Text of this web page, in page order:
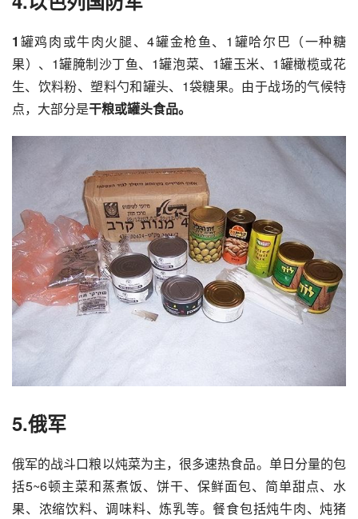
1 罐鸡肉或牛肉火腿、4罐金枪鱼、1罐哈尔巴（一种糖
果）、1罐腌制沙丁鱼、1罐泡菜、1罐玉米、1罐橄榄或花
生、饮料粉、塑料勺和罐头、1袋糖果。由于战场的气候特
点，大部分是干粮或罐头食品。
5.俄军
俄军的战斗口粮以炖菜为主，很多速热食品。单日分量的包
括5~6顿主菜和蒸煮饭、饼干、保鲜面包、简单甜点、水
果、浓缩饮料、调味料、炼乳等。餐食包括炖牛肉、炖猪